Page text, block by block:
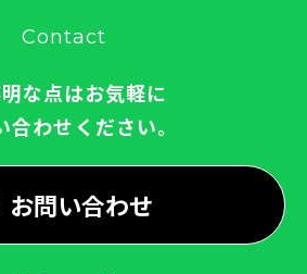
Contact
な点はお気軽に
合わせください。
お問い合わせ